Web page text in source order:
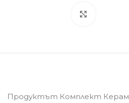
Продуктът Комплект